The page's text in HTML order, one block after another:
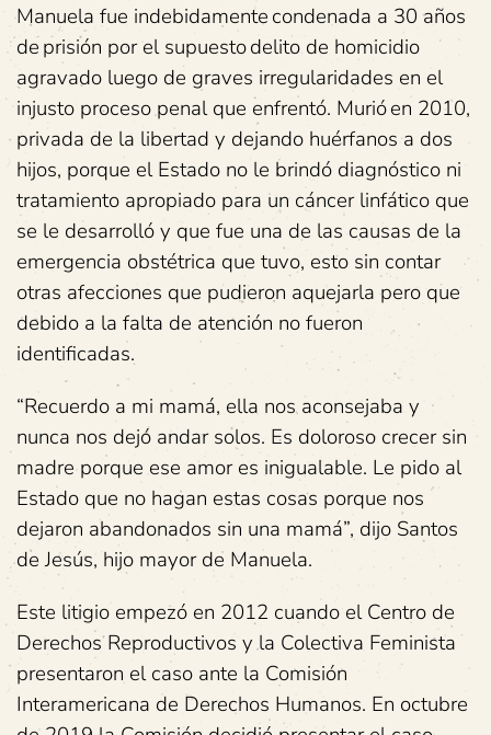
Manuela fue indebidamente condenada a 30 años
de prisión por el supuesto delito de homicidio
agravado luego de graves irregularidades en el
injusto proceso penal que enfrentó. Murió en 2010,
privada de la libertad y dejando huérfanos a dos
hijos, porque el Estado no le brindó diagnóstico ni
tratamiento apropiado para un cáncer linfático que
se le desarrolló y que fue una de las causas de la
emergencia obstétrica que tuvo, esto sin contar
otras afecciones que pudieron aquejarla pero que
debido a la falta de atención no fueron
identificadas.
“Recuerdo a mi mamá, ella nos aconsejaba y
nunca nos dejó andar solos. Es doloroso crecer sin
madre porque ese amor es inigualable. Le pido al
Estado que no hagan estas cosas porque nos
dejaron abandonados sin una mamá”, dijo Santos
de Jesús, hijo mayor de Manuela.
Este litigio empezó en 2012 cuando el Centro de
Derechos Reproductivos y la Colectiva Feminista
presentaron el caso ante la Comisión
Interamericana de Derechos Humanos. En octubre